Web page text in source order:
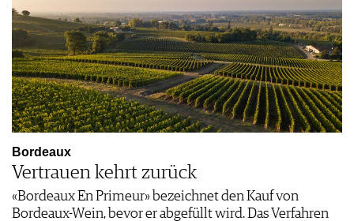
Bordeaux
Vertrauen kehrt zurück
«Bordeaux En Primeur» bezeichnet den Kauf von
Bordeaux-Wein, bevor er abgefüllt wird. Das Verfahren